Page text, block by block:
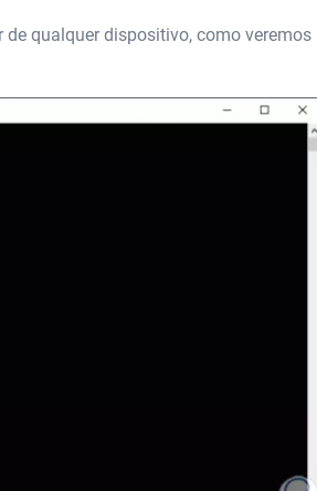
qualquer dispositivo, como veremos